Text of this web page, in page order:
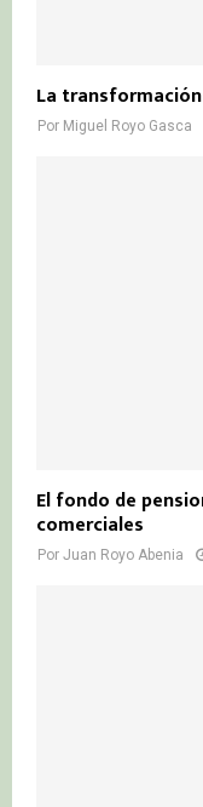
La
Por Miguel Royo Gasca
El fondo de
comerciales
Por Juan Royo Abenia